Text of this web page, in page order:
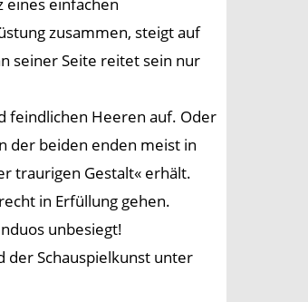
eines einfachen
zusammen, steigt auf
seiner Seite reitet sein nur
feindlichen Heeren auf. Oder
der beiden enden meist in
traurigen Gestalt« erhält.
in Erfüllung gehen.
unbesiegt!
der Schauspielkunst unter